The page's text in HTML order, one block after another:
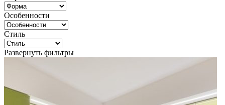
Особенности
Стиль
Развернуть фильтры